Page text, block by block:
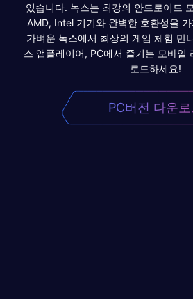
있습니다. 녹스는 최강의 안드로이드
AMD, Intel 기기와 완벽한 호환성을
가벼운 녹스에서 최상의 게임 체험 만
스 앱플레이어, PC에서 즐기는 모바일
로드하세요!
PC버전 다운로